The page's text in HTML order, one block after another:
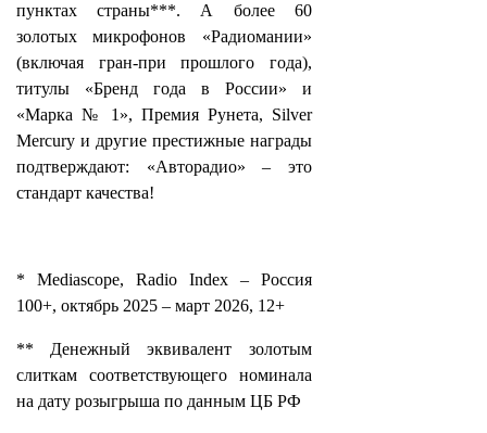
пунктах страны***. А более 60
золотых микрофонов «Радиомании»
(включая гран‑при прошлого года),
титулы «Бренд года в России» и
«Марка № 1», Премия Рунета, Silver
Mercury и другие престижные награды
подтверждают: «Авторадио» – это
стандарт качества!
* Mediascope, Radio Index – Россия
100+, октябрь 2025 – март 2026, 12+
** Денежный эквивалент золотым
слиткам соответствующего номинала
на дату розыгрыша по данным ЦБ РФ